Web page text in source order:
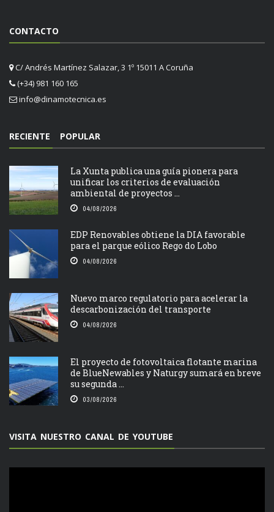
CONTACTO
C/ Andrés Martínez Salazar, 3 1º 15011 A Coruña
(+34) 981 160 165
info@dinamotecnica.es
RECIENTE POPULAR
La Xunta publica una guía pionera para
unificar los criterios de evaluación
ambiental de proyectos ...
04/08/2026
EDP Renovables obtiene la DIA favorable
para el parque eólico Rego do Lobo
04/08/2026
Nuevo marco regulatorio para acelerar la
descarbonización del transporte
04/08/2026
El proyecto de fotovoltaica flotante marina
de BlueNewables y Naturgy sumará en breve
su segunda ...
03/08/2026
VISITA NUESTRO CANAL DE YOUTUBE